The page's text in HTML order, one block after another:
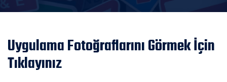
Uygulama Fotoğraflarını Görmek İçin
Tıklayınız